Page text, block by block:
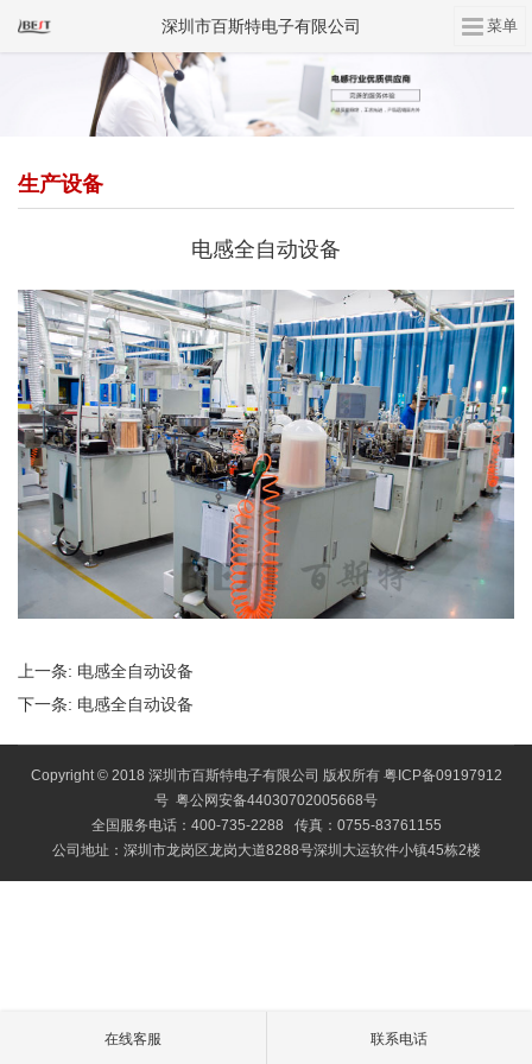
生产设备
电感全自动设备
上一条: 电感全自动设备
下一条: 电感全自动设备
Copyright © 2018 深圳市百斯特电子有限公司 版权所有 粤ICP备09197912
号 粤公网安备44030702005668号
全国服务电话：400-735-2288 传真：0755-83761155
公司地址：深圳市龙岗区龙岗大道8288号深圳大运软件小镇45栋2楼
深圳市百斯特电子有限公司
在线客服 联系电话